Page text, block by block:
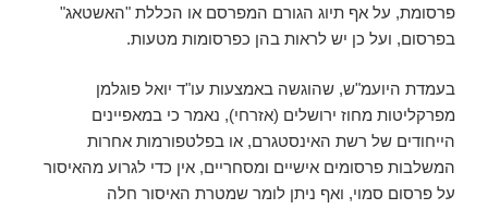
פרסומת, על אף תיוג הגורם המפרסם או הכללת "האשטאג"
בפרסום, ועל כן יש לראות בהן כפרסומות מטעות.
בעמדת היועמ"ש, שהוגשה באמצעות עו"ד יואל פוגלמן
מפרקליטות מחוז ירושלים (אזרחי), נאמר כי במאפיינים
הייחודים של רשת האינסטגרם, או בפלטפורמות אחרות
המשלבות פרסומים אישיים ומסחריים, אין כדי לגרוע מהאיסור
על פרסום סמוי, ואף ניתן לומר שמטרת האיסור חלה